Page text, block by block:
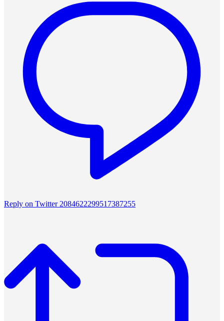
Reply on Twitter 2084622299517387255